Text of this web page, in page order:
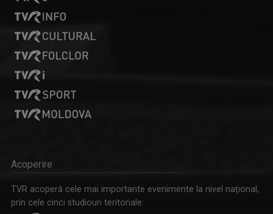
Acoperire
TVR acoperă cele mai importante evenimente la nivel naţional,
prin cele cinci studiouri teritoriale: